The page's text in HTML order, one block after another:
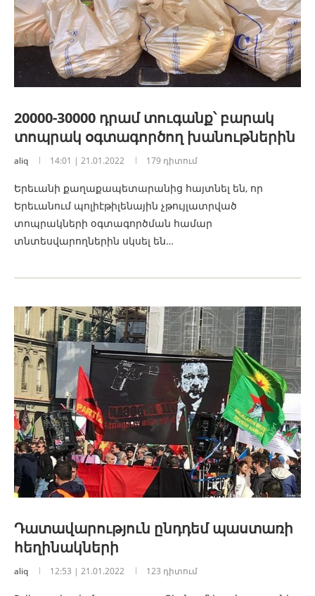
20000-30000 դրամ տուգանք՝ բարակ
տոպրակ օգտագործող խանութներին
aliq 14:01 | 21.01.2022 179 դիտում
Երեւանի քաղաքապետարանից հայտնել են, որ
Երեւանում պոլիէթիլենային չթույլատրված
տոպրակների օգտագործման համար
տնտեսվարողներին սկսել են…
Դատավարություն ընդդեմ պաստառի
հեղինակների
aliq 12:53 | 21.01.2022 123 դիտում